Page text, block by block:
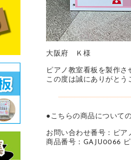
大阪府 Ｋ様
ピアノ教室看板を製作さ
この度は誠にありがとう
●こちらの商品について
お問い合わせ番号：ピ
商品番号：GAJU0066